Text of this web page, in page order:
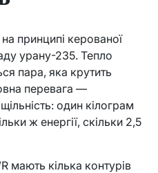
принципі керованої
урану-235. Тепло
пара, яка крутить
перевага —
один кілограм
ж енергії, скільки 2,5
мають кілька контурів